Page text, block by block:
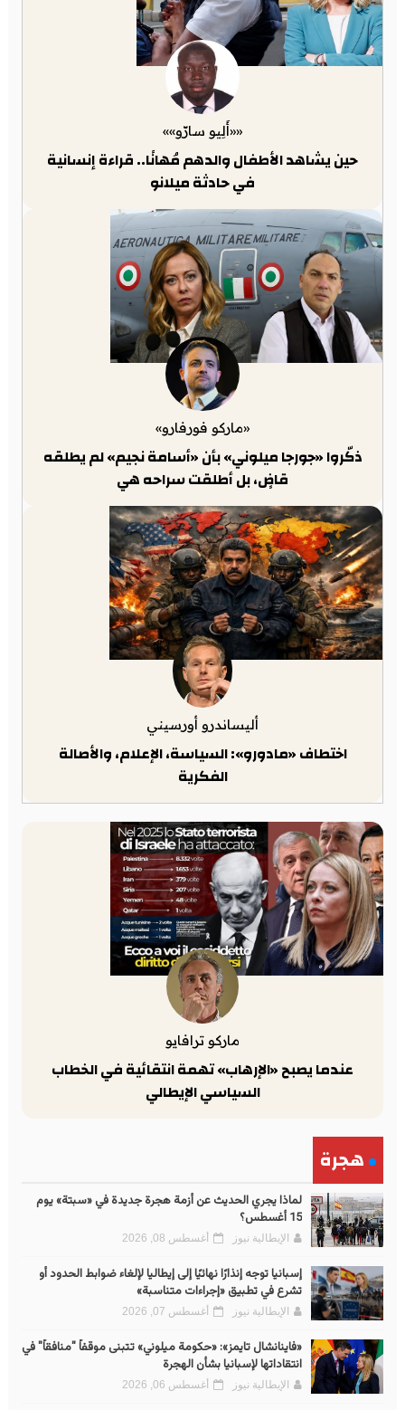
««أَلِيو سارّو»»
حين يشاهد الأطفال والدهم مُهانًا.. قراءة إنسانية
في حادثة ميلانو
«ماركو فورفارو»
ذكّروا «جورجا ميلوني» بأن «أسامة نجيم» لم يطلقه
قاضٍ، بل أطلقت سراحه هي
أليساندرو أورسيني
اختطاف «مادورو»: السياسة، الإعلام، والأصالة
الفكرية
ماركو ترافايو
عندما يصبح «الإرهاب» تهمة انتقائية في الخطاب
السياسي الإيطالي
هجرة
لماذا يجري الحديث عن أزمة هجرة جديدة في «سبتة» يوم
15 أغسطس؟
الإيطالية نيوز أغسطس 08, 2026
إسبانيا توجه إنذارًا نهائيًا إلى إيطاليا لإلغاء ضوابط الحدود أو
تشرع في تطبيق «إجراءات متناسبة»
الإيطالية نيوز أغسطس 07, 2026
«فاينانشال تايمز»: «حكومة ميلوني» تتبنى موقفاً "منافقاً" في
انتقاداتها لإسبانيا بشأن الهجرة
الإيطالية نيوز أغسطس 06, 2026